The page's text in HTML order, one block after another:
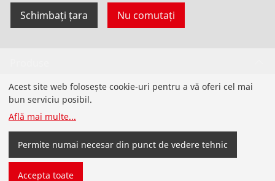
Schimbați țara Nu comutați
Instalare
Service și întreținere
Aer condiționat și refrigerare
Acest site web folosește cookie-uri pentru a vă oferi cel mai
bun serviciu posibil.
Află mai multe...
Permite numai necesar din punct de vedere tehnic
Accepta toate